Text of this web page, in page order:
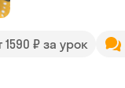
1590 ₽ за урок